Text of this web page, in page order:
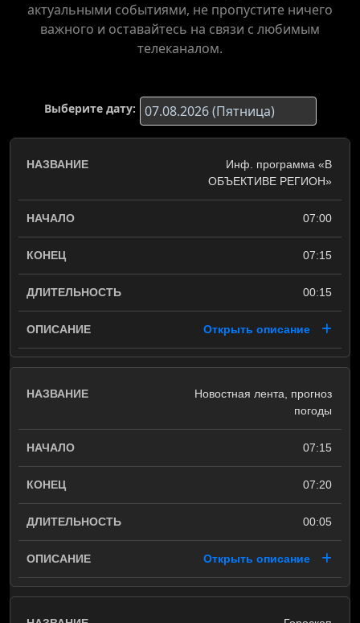
актуальными событиями, не пропустите ничего
важного и оставайтесь на связи с любимым
телеканалом.
Выберите дату:
Инф. программа «В
ОБЪЕКТИВЕ РЕГИОН»
07:00
07:15
00:15
Открыть описание
Новостная лента, прогноз
погоды
07:15
07:20
00:05
Открыть описание